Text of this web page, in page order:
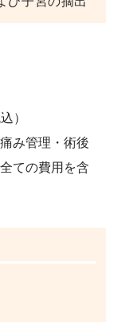
）
み管理・術後
ての費用を含